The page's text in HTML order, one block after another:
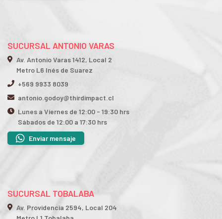
SUCURSAL ANTONIO VARAS
Av. Antonio Varas 1412, Local 2
Metro L6 Inés de Suarez
+569 9933 8039
antonio.godoy@thirdimpact.cl
Lunes a Viernes de 12:00 - 19:30 hrs
Sábados de 12:00 a 17:30 hrs
Enviar mensaje
SUCURSAL TOBALABA
Av. Providencia 2594, Local 204